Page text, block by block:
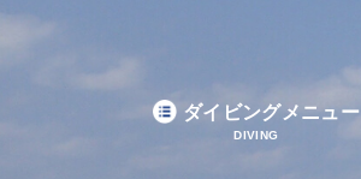
ダイビングメニュー
DIVING